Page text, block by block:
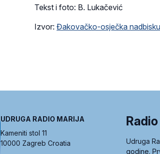
Tekst i foto: B. Lukačević
Izvor: Đakovačko-osječka
UDRUGA RADIO MARIJA
Kameniti stol 11
10000 Zagreb Croatia
Udruga
godine.